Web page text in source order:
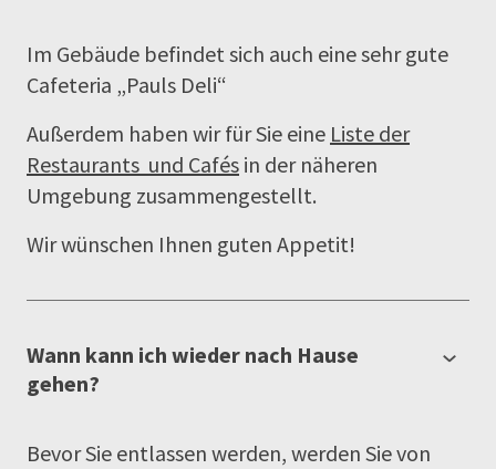
Im Gebäude befindet sich auch eine sehr gute
Cafeteria „Pauls Deli“
Außerdem haben wir für Sie eine Liste der
Restaurants und Cafés in der näheren
Umgebung zusammengestellt.
Wir wünschen Ihnen guten Appetit!
Wann kann ich wieder nach Hause
gehen?
Bevor Sie entlassen werden, werden Sie von